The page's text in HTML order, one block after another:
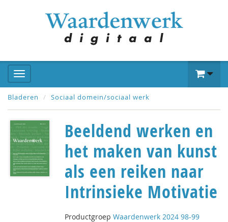
Bladeren Sociaal domein/sociaal werk
Beeldend werken en
het maken van kunst
als een reiken naar
Intrinsieke Motivatie
Productgroep Waardenwerk 2024 98-99